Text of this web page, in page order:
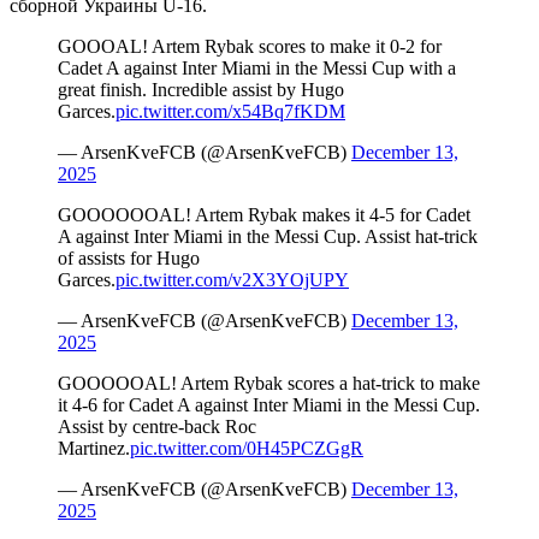
сборной Украины U-16.
GOOOAL! Artem Rybak scores to make it 0-2 for
Cadet A against Inter Miami in the Messi Cup with a
great finish. Incredible assist by Hugo
Garces.pic.twitter.com/x54Bq7fKDM
— ArsenKveFCB (@ArsenKveFCB) December 13,
2025
GOOOOOOAL! Artem Rybak makes it 4-5 for Cadet
A against Inter Miami in the Messi Cup. Assist hat-trick
of assists for Hugo
Garces.pic.twitter.com/v2X3YOjUPY
— ArsenKveFCB (@ArsenKveFCB) December 13,
2025
GOOOOOAL! Artem Rybak scores a hat-trick to make
it 4-6 for Cadet A against Inter Miami in the Messi Cup.
Assist by centre-back Roc
Martinez.pic.twitter.com/0H45PCZGgR
— ArsenKveFCB (@ArsenKveFCB) December 13,
2025